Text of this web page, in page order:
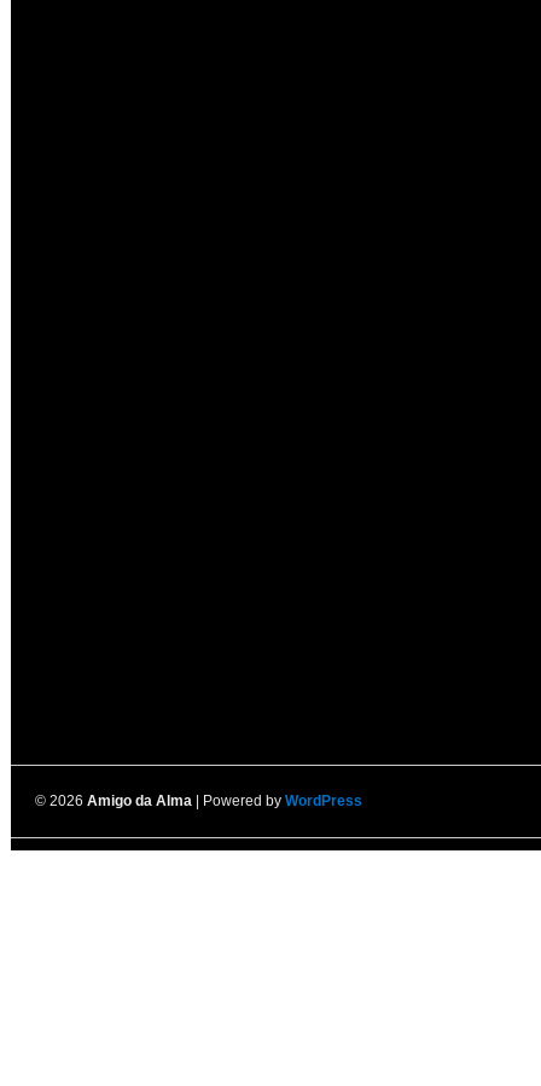
© 2026 Amigo da Alma | Powered by WordPress